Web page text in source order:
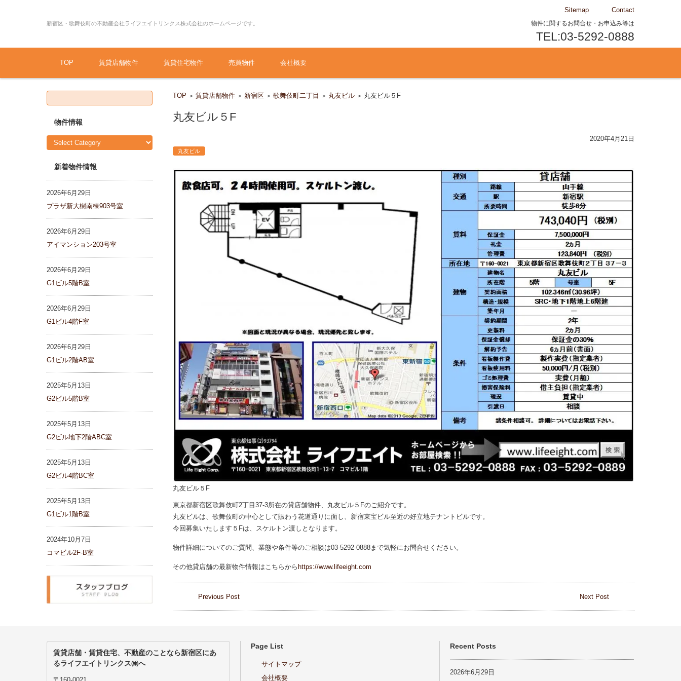
新宿区・歌舞伎町の不動産会社ライフエイトリンクス株式会社のホームページです。
Sitemap Contact
物件に関するお問合せ・お申込み等は
TEL:03-5292-0888
Skip to content
TOP
賃貸店舗物件 賃貸住宅物件 売買物件 会社概要
TOP > 賃貸店舗物件> 新宿区 > 歌舞伎町二丁目 > 丸友ビル> 丸友ビル５F
丸友ビル５F
2020年4月21日
丸友ビル
丸友ビル５F
東京都新宿区歌舞伎町2丁目37-3所在の貸店舗物件、丸友ビル５Fのご紹介です。
丸友ビルは、歌舞伎町の中心として賑わう花道通りに面し、新宿東宝ビル至近の好立地テナントビルです。
今回募集いたします５Fは、スケルトン渡しとなります。
物件詳細についてのご質問、業態や条件等のご相談は03-5292-0888まで気軽にお問合せください。
その他貸店舗の最新物件情報はこちらから https://www.lifeeight.com
Previous Post Next Post
S
a
物件情報
物
情
新着物件情報
2026年6月29日
プラザ新大樹南棟903号室
2026年6月29日
アイマンション203号室
2026年6月29日
G1ビル5階B室
2026年6月29日
G1ビル4階F室
2026年6月29日
G1ビル2階AB室
2025年5月13日
G2ビル5階B室
2025年5月13日
G2ビル地下2階ABC室
2025年5月13日
G2ビル4階BC室
2025年5月13日
G1ビル1階B室
2024年10月7日
コマビル2F-B室
賃貸店舗・賃貸住宅、不動産のことなら新宿区にあ
るライフエイトリンクス㈱へ
Page List
サイトマップ
会社概要
Recent Posts
2026年6月29日